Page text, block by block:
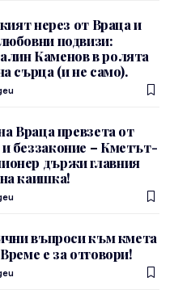
нерез от Враца и
подвизи:
Каменов в ролята
сърца (и не само).
Враца превзета от
беззаконие – Кметът-
държи главния
каишка!
въпроси към кмета
е за отговори!